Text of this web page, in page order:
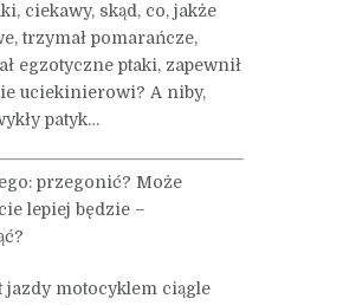
ciekawy, skąd, co, jakże
trzymał pomarańcze,
egzotyczne ptaki, zapewnił
uciekinierowi? A niby,
patyk…
przegonić? Może
lepiej będzie –
jazdy motocyklem ciągle